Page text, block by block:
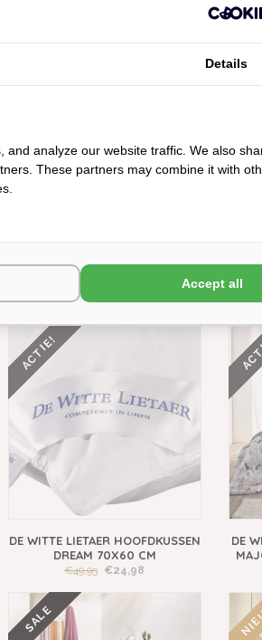
DE
NIEUW
DE WITTE LIETAER GESTREEPTE
OPHELIA HANDDOEKENLIJN
ARTEMIS, VANAF
DE
ACTIE!
DE WITTE LIETAER HOOFDKUSSEN
DREAM 70X60 CM
€49,95 €24,98
DE
SALE
Details
analyze our website traffic. We also
These partners may combine it with
Accept all